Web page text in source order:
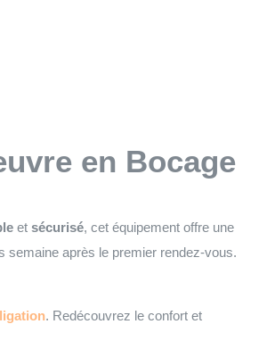
en Bocage
et sécurisé, cet équipement offre une
semaine après le premier rendez-vous.
. Redécouvrez le confort et